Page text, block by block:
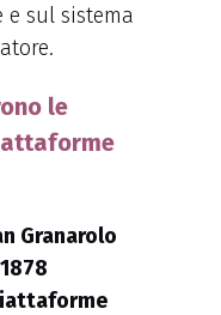
sul sistema
le